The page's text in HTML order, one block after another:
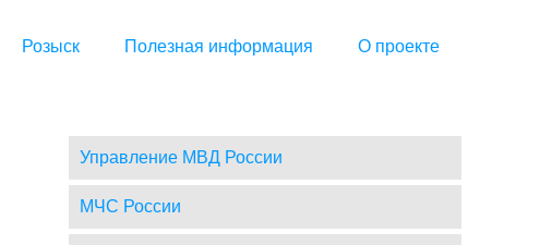
Розыск Полезная информация О проекте
Управление МВД России
МЧС России